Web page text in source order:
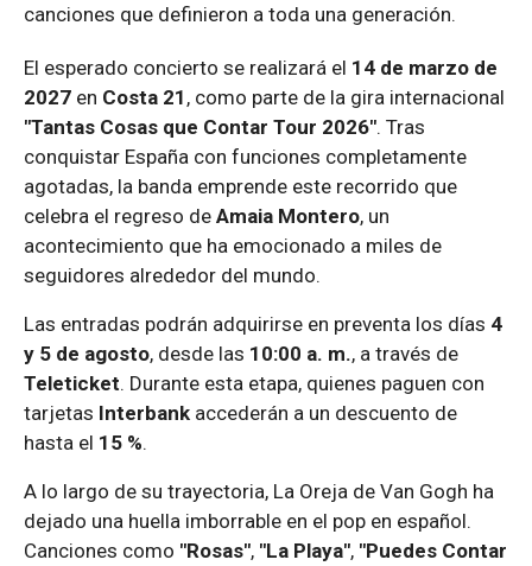
canciones que definieron a toda una generación.
El esperado concierto se realizará el 14 de marzo de
2027 en Costa 21 , como parte de la gira internacional
"Tantas Cosas que Contar Tour 2026". Tras
conquistar España con funciones completamente
agotadas, la banda emprende este recorrido que
celebra el regreso de Amaia Montero, un
acontecimiento que ha emocionado a miles de
seguidores alrededor del mundo.
Las entradas podrán adquirirse en preventa los días 4
y 5 de agosto, desde las 10:00 a. m., a través de
Teleticket. Durante esta etapa, quienes paguen con
tarjetas Interbank accederán a un descuento de
hasta el 15 %.
A lo largo de su trayectoria, La Oreja de Van Gogh ha
dejado una huella imborrable en el pop en español.
Canciones como "Rosas", "La Playa", "Puedes Contar